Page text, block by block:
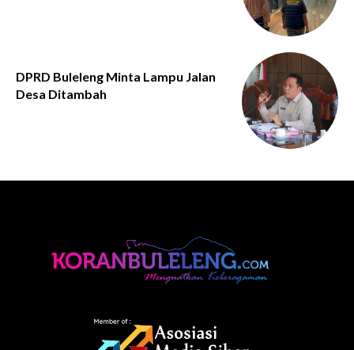
DPRD Buleleng Minta Lampu Jalan
Desa Ditambah